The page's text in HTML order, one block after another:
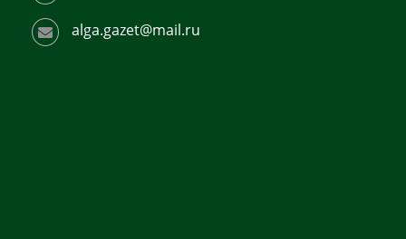
alga.gazet@mail.ru